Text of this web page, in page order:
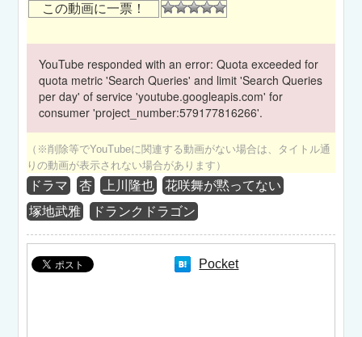
この動画に一票！
YouTube responded with an error: Quota exceeded for
quota metric 'Search Queries' and limit 'Search Queries
per day' of service 'youtube.googleapis.com' for
consumer 'project_number:579177816266'.
（※削除等でYouTubeに関連する動画がない場合は、タイトル通
りの動画が表示されない場合があります）
ドラマ 杏 上川隆也
花咲舞が黙ってない
塚地武雅
ドランクドラゴン
Pocket